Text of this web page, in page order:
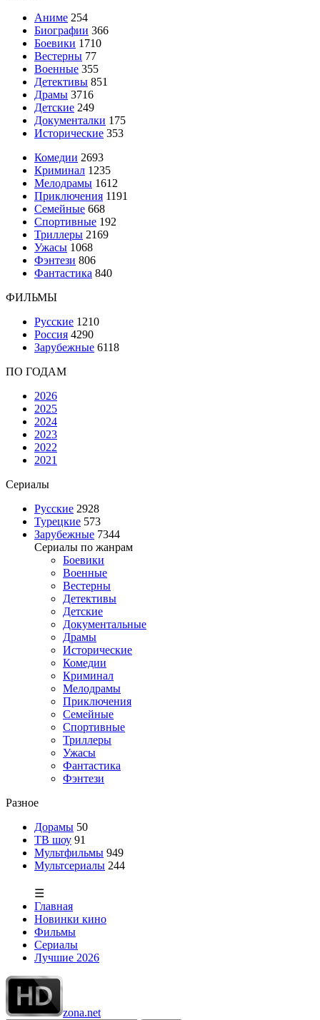
Аниме 254
Биографии 366
Боевики 1710
Вестерны 77
Военные 355
Детективы 851
Драмы 3716
Детские 249
Документалки 175
Исторические 353
Комедии 2693
Криминал 1235
Мелодрамы 1612
Приключения 1191
Семейные 668
Спортивные 192
Триллеры 2169
Ужасы 1068
Фэнтези 806
Фантастика 840
ФИЛЬМЫ
Русские 1210
Россия 4290
Зарубежные 6118
ПО ГОДАМ
2026
2025
2024
2023
2022
2021
Сериалы
Русские 2928
Турецкие 573
Зарубежные 7344
Сериалы по жанрам
Боевики
Военные
Вестерны
Детективы
Детские
Документальные
Драмы
Исторические
Комедии
Криминал
Мелодрамы
Приключения
Семейные
Спортивные
Триллеры
Ужасы
Фантастика
Фэнтези
Разное
Дорамы 50
ТВ шоу 91
Мультфильмы 949
Мультсериалы 244
☰
Главная
Новинки кино
Фильмы
Сериалы
Лучшие 2026
zona.net